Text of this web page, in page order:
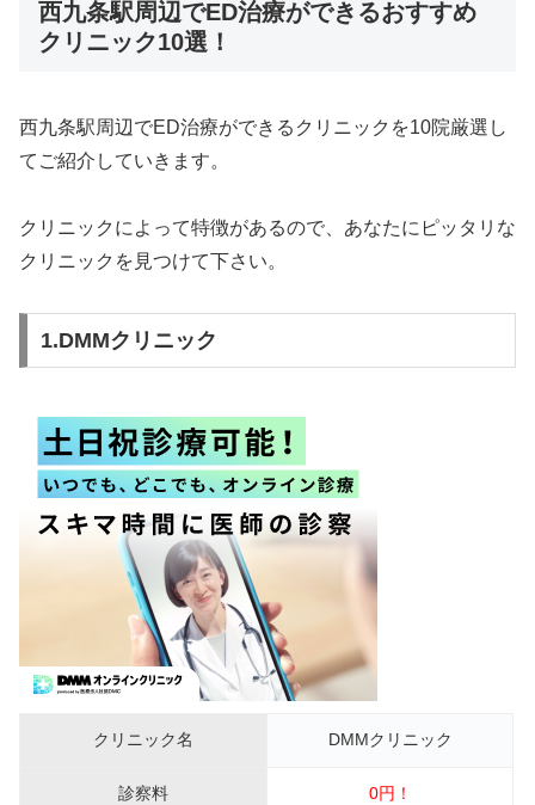
西九条駅周辺でED治療ができるおすすめ
クリニック10選！
西九条駅周辺でED治療ができるクリニックを10院厳選し
てご紹介していきます。
クリニックによって特徴があるので、あなたにピッタリな
クリニックを見つけて下さい。
1.DMMクリニック
クリニック名 DMMクリニック
診察料 0円！